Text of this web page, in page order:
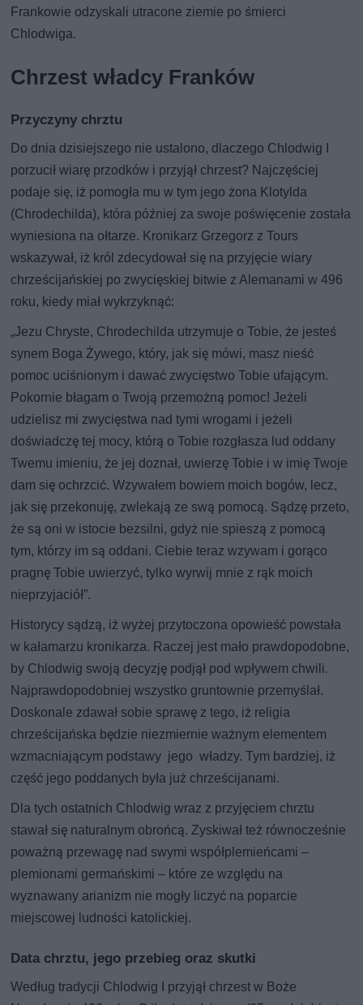
Frankowie odzyskali utracone ziemie po śmierci
Chlodwiga.
Chrzest władcy Franków
Przyczyny chrztu
Do dnia dzisiejszego nie ustalono, dlaczego Chlodwig I
porzucił wiarę przodków i przyjął chrzest? Najczęściej
podaje się, iż pomogła mu w tym jego żona Klotylda
(Chrodechilda), która później za swoje poświęcenie została
wyniesiona na ołtarze. Kronikarz Grzegorz z Tours
wskazywał, iż król zdecydował się na przyjęcie wiary
chrześcijańskiej po zwycięskiej bitwie z Alemanami w 496
roku, kiedy miał wykrzyknąć:
„Jezu Chryste, Chrodechilda utrzymuje o Tobie, że jesteś
synem Boga Żywego, który, jak się mówi, masz nieść
pomoc uciśnionym i dawać zwycięstwo Tobie ufającym.
Pokornie błagam o Twoją przemożną pomoc! Jeżeli
udzielisz mi zwycięstwa nad tymi wrogami i jeżeli
doświadczę tej mocy, którą o Tobie rozgłasza lud oddany
Twemu imieniu, że jej doznał, uwierzę Tobie i w imię Twoje
dam się ochrzcić. Wzywałem bowiem moich bogów, lecz,
jak się przekonuję, zwlekają ze swą pomocą. Sądzę przeto,
że są oni w istocie bezsilni, gdyż nie spieszą z pomocą
tym, którzy im są oddani. Ciebie teraz wzywam i gorąco
pragnę Tobie uwierzyć, tylko wyrwij mnie z rąk moich
nieprzyjaciół”.
Historycy sądzą, iż wyżej przytoczona opowieść powstała
w kałamarzu kronikarza. Raczej jest mało prawdopodobne,
by Chlodwig swoją decyzję podjął pod wpływem chwili.
Najprawdopodobniej wszystko gruntownie przemyślał.
Doskonale zdawał sobie sprawę z tego, iż religia
chrześcijańska będzie niezmiernie ważnym elementem
wzmacniającym podstawy jego władzy. Tym bardziej, iż
część jego poddanych była już chrześcijanami.
Dla tych ostatnich Chlodwig wraz z przyjęciem chrztu
stawał się naturalnym obrońcą. Zyskiwał też równocześnie
poważną przewagę nad swymi współplemieńcami –
plemionami germańskimi – które ze względu na
wyznawany arianizm nie mogły liczyć na poparcie
miejscowej ludności katolickiej.
Data chrztu, jego przebieg oraz skutki
Według tradycji Chlodwig I przyjął chrzest w Boże